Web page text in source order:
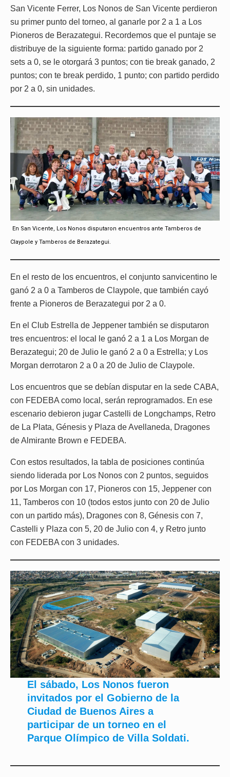
San Vicente Ferrer, Los Nonos de San Vicente perdieron
su primer punto del torneo, al ganarle por 2 a 1 a Los
Pioneros de Berazategui. Recordemos que el puntaje se
distribuye de la siguiente forma: partido ganado por 2
sets a 0, se le otorgará 3 puntos; con tie break ganado, 2
puntos; con te break perdido, 1 punto; con partido perdido
por 2 a 0, sin unidades.
En San Vicente, Los Nonos disputaron encuentros ante Tamberos de
Claypole y Tamberos de Berazategui.
En el resto de los encuentros, el conjunto sanvicentino le
ganó 2 a 0 a Tamberos de Claypole, que también cayó
frente a Pioneros de Berazategui por 2 a 0.
En el Club Estrella de Jeppener también se disputaron
tres encuentros: el local le ganó 2 a 1 a Los Morgan de
Berazategui; 20 de Julio le ganó 2 a 0 a Estrella; y Los
Morgan derrotaron 2 a 0 a 20 de Julio de Claypole.
Los encuentros que se debían disputar en la sede CABA,
con FEDEBA como local, serán reprogramados. En ese
escenario debieron jugar Castelli de Longchamps, Retro
de La Plata, Génesis y Plaza de Avellaneda, Dragones
de Almirante Brown e FEDEBA.
Con estos resultados, la tabla de posiciones continúa
siendo liderada por Los Nonos con 2 puntos, seguidos
por Los Morgan con 17, Pioneros con 15, Jeppener con
11, Tamberos con 10 (todos estos junto con 20 de Julio
con un partido más), Dragones con 8, Génesis con 7,
Castelli y Plaza con 5, 20 de Julio con 4, y Retro junto
con FEDEBA con 3 unidades.
El sábado, Los Nonos fueron
invitados por el Gobierno de la
Ciudad de Buenos Aires a
participar de un torneo en el
Parque Olímpico de Villa Soldati.